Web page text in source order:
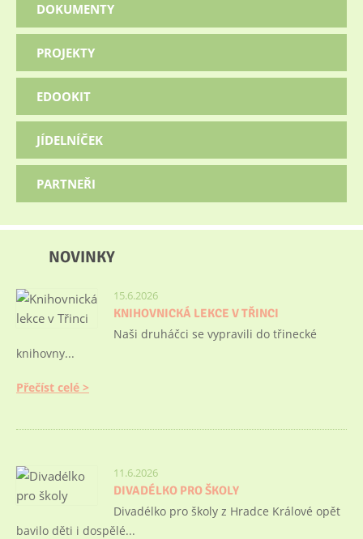
DOKUMENTY
PROJEKTY
EDOOKIT
JÍDELNÍČEK
PARTNEŘI
NOVINKY
15.6.2026
KNIHOVNICKÁ LEKCE V TŘINCI
Naši druháčci se vypravili do třinecké
knihovny...
Přečíst celé
11.6.2026
DIVADÉLKO PRO ŠKOLY
Divadélko pro školy z Hradce Králové opět
bavilo děti i dospělé...